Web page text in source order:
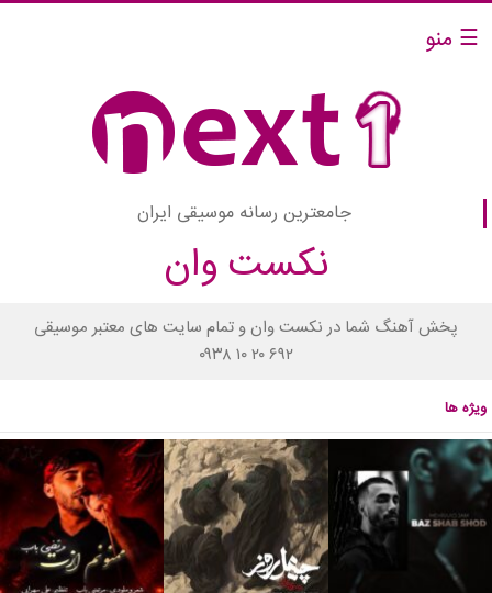
☰ منو
جامعترین رسانه موسیقی ایران
نکست وان
پخش آهنگ شما در نکست وان و تمام سایت های معتبر موسیقی
۰۹۳۸ ۱۰ ۲۰ ۶۹۲
ویژه ها